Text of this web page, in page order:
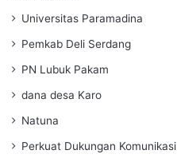
Universitas Paramadina
Pemkab Deli Serdang
PN Lubuk Pakam
dana desa Karo
Natuna
Perkuat Dukungan Komunikasi